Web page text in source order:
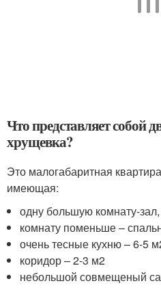
Что представляет собой
хрущевка?
Это малогабаритная
имеющая:
одну большую комнату-
комнату поменьше –
очень тесные кухню – 6-5
коридор – 2-3 м2
небольшой совмещеный